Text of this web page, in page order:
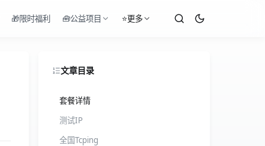
🎁限时福利 🧰公益项目 ⭐更多
文章目录
套餐详情
测试IP
全国Tcping